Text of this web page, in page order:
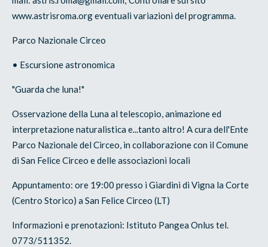
www.astrisroma.org eventuali variazioni del programma.
Parco Nazionale Circeo
• Escursione astronomica
"Guarda che luna!"
Osservazione della Luna al telescopio, animazione ed
interpretazione naturalistica e...tanto altro! A cura dell'Ente
Parco Nazionale del Circeo, in collaborazione con il Comune
di San Felice Circeo e delle associazioni locali
Appuntamento: ore 19:00 presso i Giardini di Vigna la Corte
(Centro Storico) a San Felice Circeo (LT)
Informazioni e prenotazioni: Istituto Pangea Onlus tel.
0773/511352.